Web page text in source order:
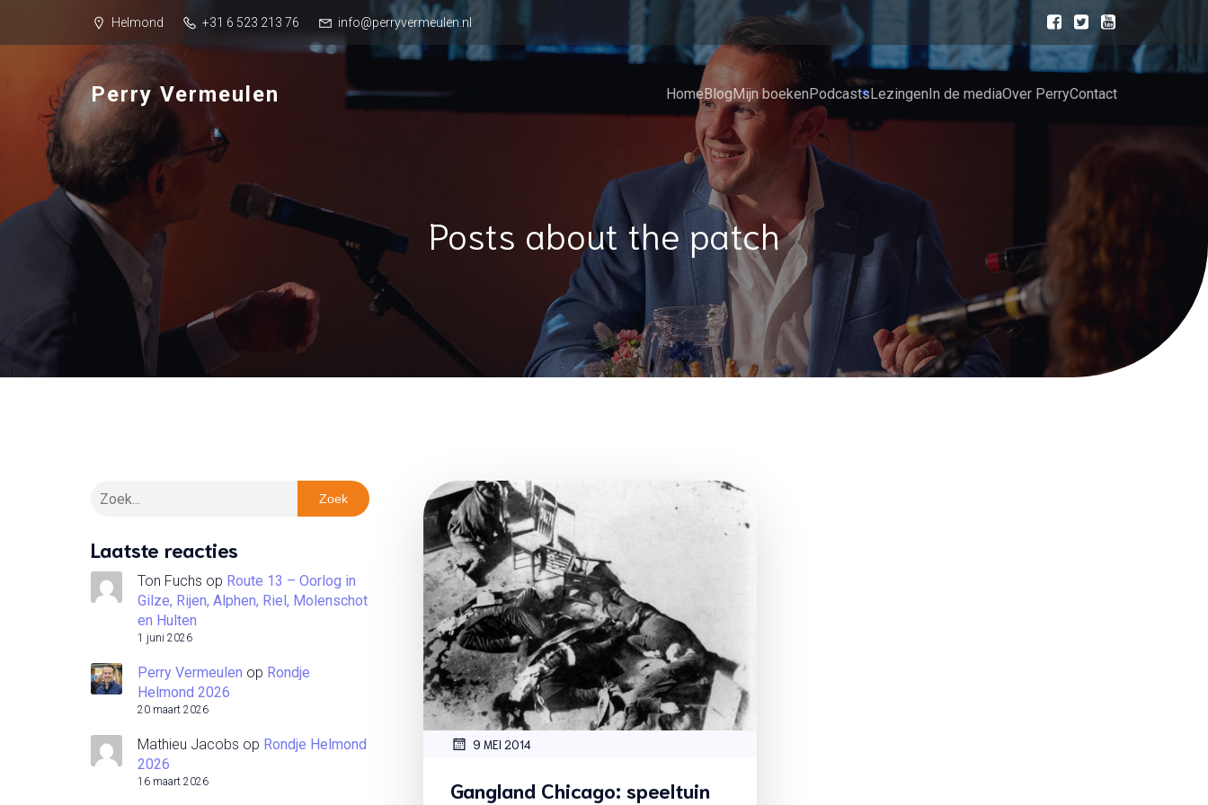
Helmond +31 6 523 213 76 info@perryvermeulen.nl
Perry Vermeulen HomeBlogMijn boekenPodcastsLezingenIn de mediaOver PerryContact
Posts about the patch
Zoek
Laatste reacties
Ton Fuchs op Route 13 – Oorlog in
Gilze, Rijen, Alphen, Riel, Molenschot
en Hulten
1 juni 2026
Perry Vermeulen op Rondje
Helmond 2026
20 maart 2026
Mathieu Jacobs op Rondje Helmond
2026
16 maart 2026
9 MEI 2014
Gangland Chicago: speeltuin